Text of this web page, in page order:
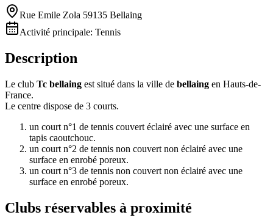
Rue Emile Zola 59135 Bellaing
Activité principale: Tennis
Description
Le club Tc bellaing est situé dans la ville de bellaing en Hauts-de-
France.
Le centre dispose de 3 courts.
un court n°1 de tennis couvert éclairé avec une surface en
tapis caoutchouc.
un court n°2 de tennis non couvert non éclairé avec une
surface en enrobé poreux.
un court n°3 de tennis non couvert non éclairé avec une
surface en enrobé poreux.
Clubs réservables à proximité